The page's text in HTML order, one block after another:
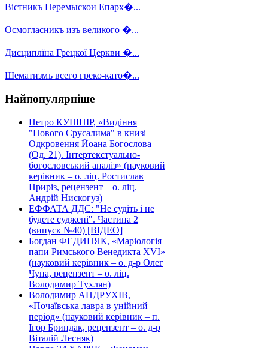
Вістникъ Перемыскои Епарх�...
Осмогласникъ изъ великого �...
Дисциплїна Грецкої Церкви �...
Шематизмъ всего греко-като�...
Найпопулярніше
Петро КУШНІР, «Видіння
"Нового Єрусалима" в книзі
Одкровення Йоана Богослова
(Од. 21). Інтертекстуально-
богословський аналіз» (науковий
керівник – о. ліц. Ростислав
Приріз, рецензент – о. ліц.
Андрій Нискогуз)
ЕФФАТА ДДС: "Не судіть і не
будете суджені". Частина 2
(випуск №40) [ВІДЕО]
Богдан ФЕДИНЯК, «Маріологія
папи Римського Венедикта XVI»
(науковий керівник – о. д-р Олег
Чупа, рецензент – о. ліц.
Володимир Тухлян)
Володимир АНДРУХІВ,
«Почаївська лавра в унійний
період» (науковий керівник – п.
Ігор Бриндак, рецензент – о. д-р
Віталій Лесняк)